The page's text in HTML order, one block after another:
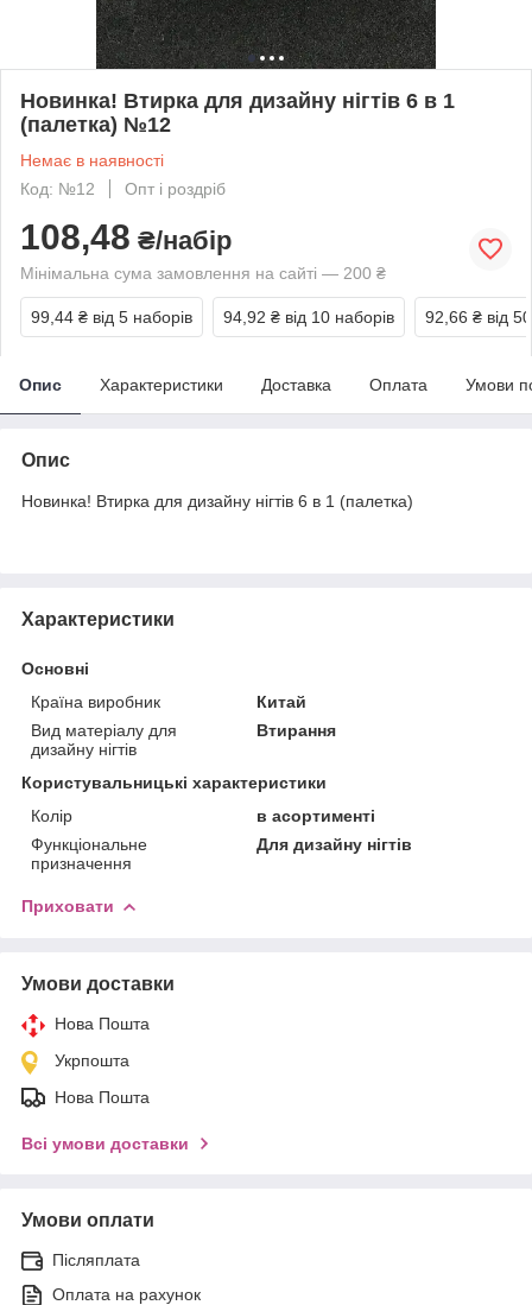
Новинка! Втирка для дизайну нігтів 6 в 1
(палетка) №12
Немає в наявності
Код: №12
Опт і роздріб
108,48 ₴/набір
Мінімальна сума замовлення на сайті — 200 ₴
99,44 ₴ від 5 наборів 94,92 ₴ від 10 наборів 92,66 ₴ від
Опис Характеристики Доставка Оплата Умови
Опис
Новинка! Втирка для дизайну нігтів 6 в 1 (палетка)
Характеристики
Основні
Країна виробник
Китай
Вид матеріалу для
дизайну нігтів
Втирання
Користувальницькі характеристики
Колір
в асортименті
Функціональне
призначення
Для дизайну нігтів
Приховати
Умови доставки
Нова Пошта
Укрпошта
Нова Пошта
Всі умови доставки
Умови оплати
Післяплата
Оплата на рахунок